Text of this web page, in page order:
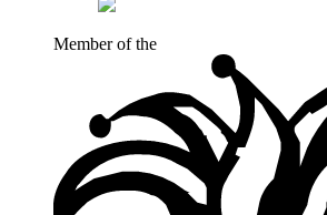
Member of the